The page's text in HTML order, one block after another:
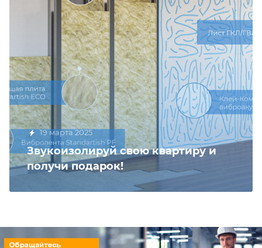
19 марта 2025
Звукоизолируй свою квартиру и
получи подарок!